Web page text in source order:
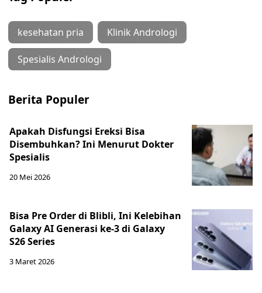
kesehatan pria Klinik Andrologi
Spesialis Andrologi
Berita Populer
Apakah Disfungsi Ereksi Bisa
Disembuhkan? Ini Menurut Dokter
Spesialis
20 Mei 2026
Bisa Pre Order di Blibli, Ini Kelebihan
Galaxy AI Generasi ke-3 di Galaxy
S26 Series
3 Maret 2026